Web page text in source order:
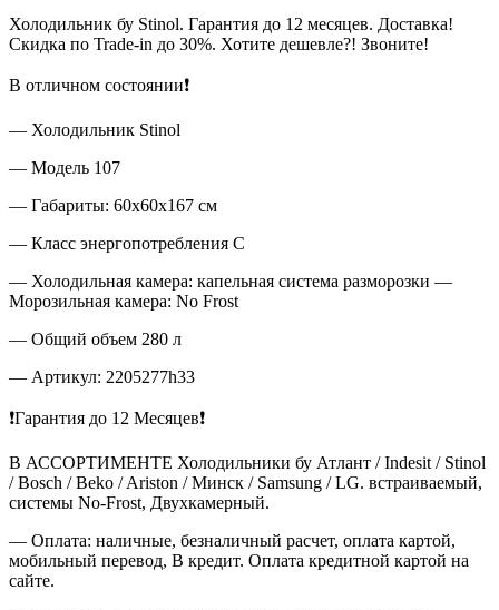
Холодильник бу Stinol. Гарантия до 12 месяцев. Доставка!
Скидка по Trade-in до 30%. Хотите дешевле?! Звоните!
В отличном состоянии❗
— Холодильник Stinol
— Модель 107
— Габариты: 60x60x167 см
— Класс энергопотребления С
— Холодильная камера: капельная система разморозки —
Морозильная камера: No Frost
— Общий объем 280 л
— Артикул: 2205277h33
❗Гарантия до 12 Месяцев❗
В АССОРТИМЕНТЕ Холодильники бу Атлант / Indesit / Stinol
/ Bosch / Beko / Ariston / Минск / Samsung / LG. встраиваемый,
системы No-Frost, Двухкамерный.
— Оплата: наличные, безналичный расчет, оплата картой,
мобильный перевод, В кредит. Оплата кредитной картой на
сайте.